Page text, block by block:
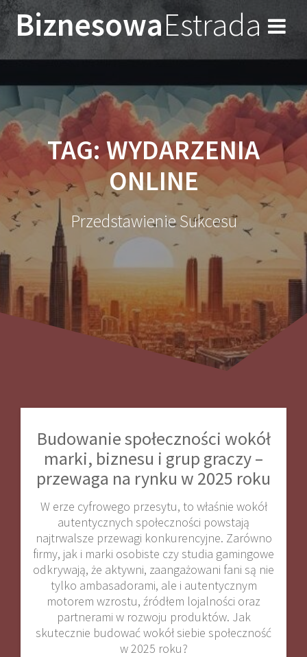
do
treści
BiznesowaEstrada
TAG:WYDARZENIA
ONLINE
Przedstawienie Sukcesu
Budowanie społeczności wokół
marki, biznesu i grup graczy –
przewaga na rynku w 2025 roku
W erze cyfrowego przesytu, to właśnie wokół
autentycznych społeczności powstają
najtrwalsze przewagi konkurencyjne. Zarówno
firmy, jak i marki osobiste czy studia gamingowe
odkrywają, że aktywni, zaangażowani fani są nie
tylko ambasadorami, ale i autentycznym
motorem wzrostu, źródłem lojalności oraz
partnerami w rozwoju produktów. Jak
skutecznie budować wokół siebie społeczność
w 2025 roku?